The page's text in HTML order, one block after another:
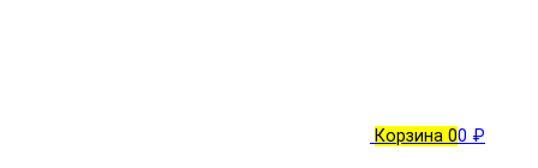
Корзина 00 ₽